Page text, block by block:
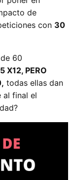
de
con 30
60
X12, PERO
todas ellas dan
al final el